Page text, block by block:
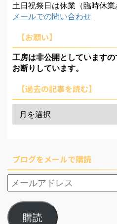
土日祝祭日は休業（臨時休業
メールでの問い合わせ
【お願い】
工房は非公開としています
お断りしています。
【過去の記事を読む】
ブログをメールで購読
購読